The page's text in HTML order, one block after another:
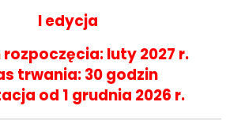
I edycja
rozpoczęcia: luty 2027 r.
trwania: 30 godzin
od 1 grudnia 2026 r.